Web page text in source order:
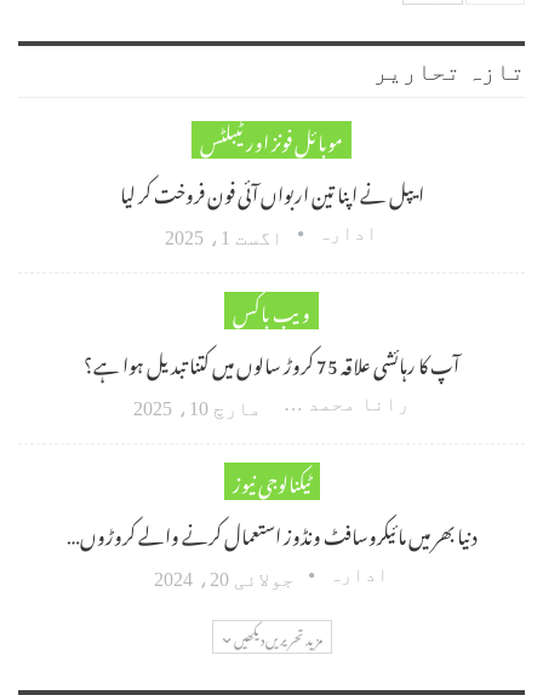
تازہ تحاریر
موبائل فونز اور ٹیبلٹس
ایپل نے اپنا تین اربواں آئی فون فروخت کر لیا
ادارہ اگست 1، 2025
ویب باکس
آپ کا رہائشی علاقہ 75 کروڑ سالوں میں کتنا تبدیل ہوا ہے؟
رانا محمد امین اکبر مارچ 10، 2025
ٹیکنالوجی نیوز
دنیا بھر میں مائیکروسافٹ ونڈوز استعمال کرنے والے کروڑوں…
ادارہ جولائی 20، 2024
مزید تحریریں دیکھیں